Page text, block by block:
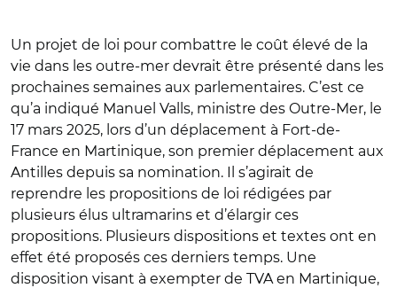
Un projet de loi pour combattre le coût élevé de la
vie dans les outre-mer devrait être présenté dans les
prochaines semaines aux parlementaires. C’est ce
qu’a indiqué Manuel Valls, ministre des Outre-Mer, le
17 mars 2025, lors d’un déplacement à Fort-de-
France en Martinique, son premier déplacement aux
Antilles depuis sa nomination. Il s’agirait de
reprendre les propositions de loi rédigées par
plusieurs élus ultramarins et d’élargir ces
propositions. Plusieurs dispositions et textes ont en
effet été proposés ces derniers temps. Une
disposition visant à exempter de TVA en Martinique,